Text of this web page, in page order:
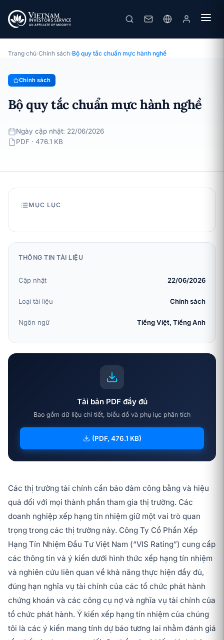
Bộ quy tắc chuẩn mực hành nghề
Chính sách · Ngày cập nhật: 22/06/2026
Trang chủ›Chính sách›Bộ quy tắc chuẩn mực hành nghề
Chính sách
Bộ quy tắc chuẩn mực hành nghề
Ngày cập nhật: 22/06/2026
PDF · 476.1 KB
Các thị trường tài chính cần bảo đảm công bằng và hiệu
quả đối với mọi thành phần tham gia thị trường. Các
doanh nghiệp xếp hạng tín nhiệm giữ một vai trò quan
trọng trong các thị trường này. Công Ty Cổ Phần Xếp
Hạng Tín Nhiệm Đầu Tư Việt Nam (“VIS Rating”) cung cấp
các thông tin và ý kiến dưới hình thức xếp hạng tín nhiệm
và nghiên cứu liên quan về khả năng thực hiện đầy đủ,
đúng hạn nghĩa vụ tài chính của các tổ chức phát hành
chứng khoán và các công cụ nợ và nghĩa vụ tài chính của
tổ chức phát hành. Ý kiến xếp hạng tín nhiệm của chúng
tôi là các ý kiến mang tính dự báo tương lai nhằm đánh giá
MỤC LỤC
THÔNG TIN TÀI LIỆU
Cập nhật 22/06/2026
Loại tài liệu Chính sách
Ngôn ngữ Tiếng Việt, Tiếng Anh
Tải bản PDF đầy đủ
Bao gồm dữ liệu chi tiết, biểu đồ và phụ lục phân tích
(PDF, 476.1 KB)